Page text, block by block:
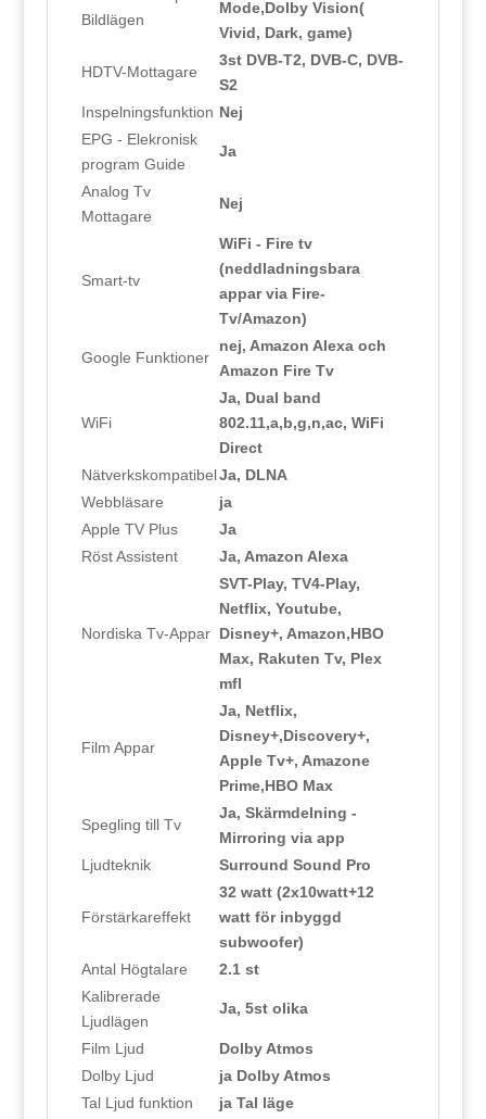
Bildlägen
Mode,Dolby Vision(
Vivid, Dark, game)
HDTV-Mottagare
3st DVB-T2, DVB-C, DVB-
S2
Inspelningsfunktion Nej
EPG - Elekronisk
program Guide
Ja
Analog Tv
Mottagare
Nej
Smart-tv
WiFi - Fire tv
(neddladningsbara
appar via Fire-
Tv/Amazon)
Google Funktioner
nej, Amazon Alexa och
Amazon Fire Tv
WiFi
Ja, Dual band
802.11,a,b,g,n,ac, WiFi
Direct
NätverkskompatibelJa, DLNA
Webbläsare
ja
Apple TV Plus
Ja
Röst Assistent
Ja, Amazon Alexa
Nordiska Tv-Appar
SVT-Play, TV4-Play,
Netflix, Youtube,
Disney+, Amazon,HBO
Max, Rakuten Tv, Plex
mfl
Film Appar
Ja, Netflix,
Disney+,Discovery+,
Apple Tv+, Amazone
Prime,HBO Max
Spegling till Tv
Ja, Skärmdelning -
Mirroring via app
Ljudteknik
Surround Sound Pro
Förstärkareffekt
32 watt (2x10watt+12
watt för inbyggd
subwoofer)
Antal Högtalare
2.1 st
Kalibrerade
Ljudlägen
Ja, 5st olika
Film Ljud
Dolby Atmos
Dolby Ljud
ja Dolby Atmos
Tal Ljud funktion
ja Tal läge